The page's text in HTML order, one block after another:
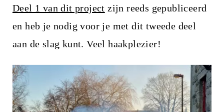
Deel 1 van dit project zijn reeds gepubliceerd
en heb je nodig voor je met dit tweede deel
aan de slag kunt. Veel haakplezier!